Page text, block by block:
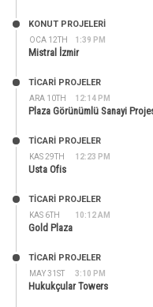
OCA 12TH 1:39 PM
KONUT PROJELERI
Mistral İzmir
ARA 10TH 12:14 PM
TİCARİ PROJELER
Plaza Görünümlü Sanayi
KAS 29TH 12:23 PM
TİCARİ PROJELER
Usta Ofis
KAS 6TH 10:12 AM
TİCARİ PROJELER
Gold Plaza
MAY 31ST 3:10 PM
TİCARİ PROJELER
Hukukçular Towers